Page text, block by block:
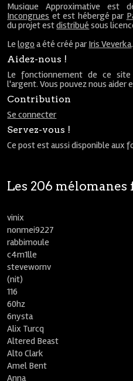
Musique Approximative est
Incongrues et est hébergé par
du projet estdistribué sous
Lelogo a été créé par Iris Veverka.
Aidez-nous !
Le fonctionnement de ce
l'argent. Vous pouvez nous aider
Contribution
Se connecter
Servez-vous !
Ce post est aussi disponible aux
Les 206 mélomanes
vinix
nonmei9227
rabbimoule
c4m1lle
stevewornv
(nit)
116
60hz
6nysta
Alix Turcq
Altered Beast
Alto Clark
Amel Bent
Anna